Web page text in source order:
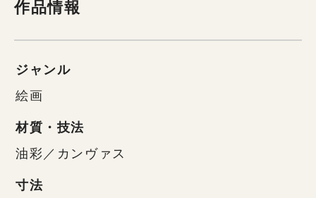
作品情報
ジャンル
絵画
材質・技法
油彩／カンヴァス
寸法